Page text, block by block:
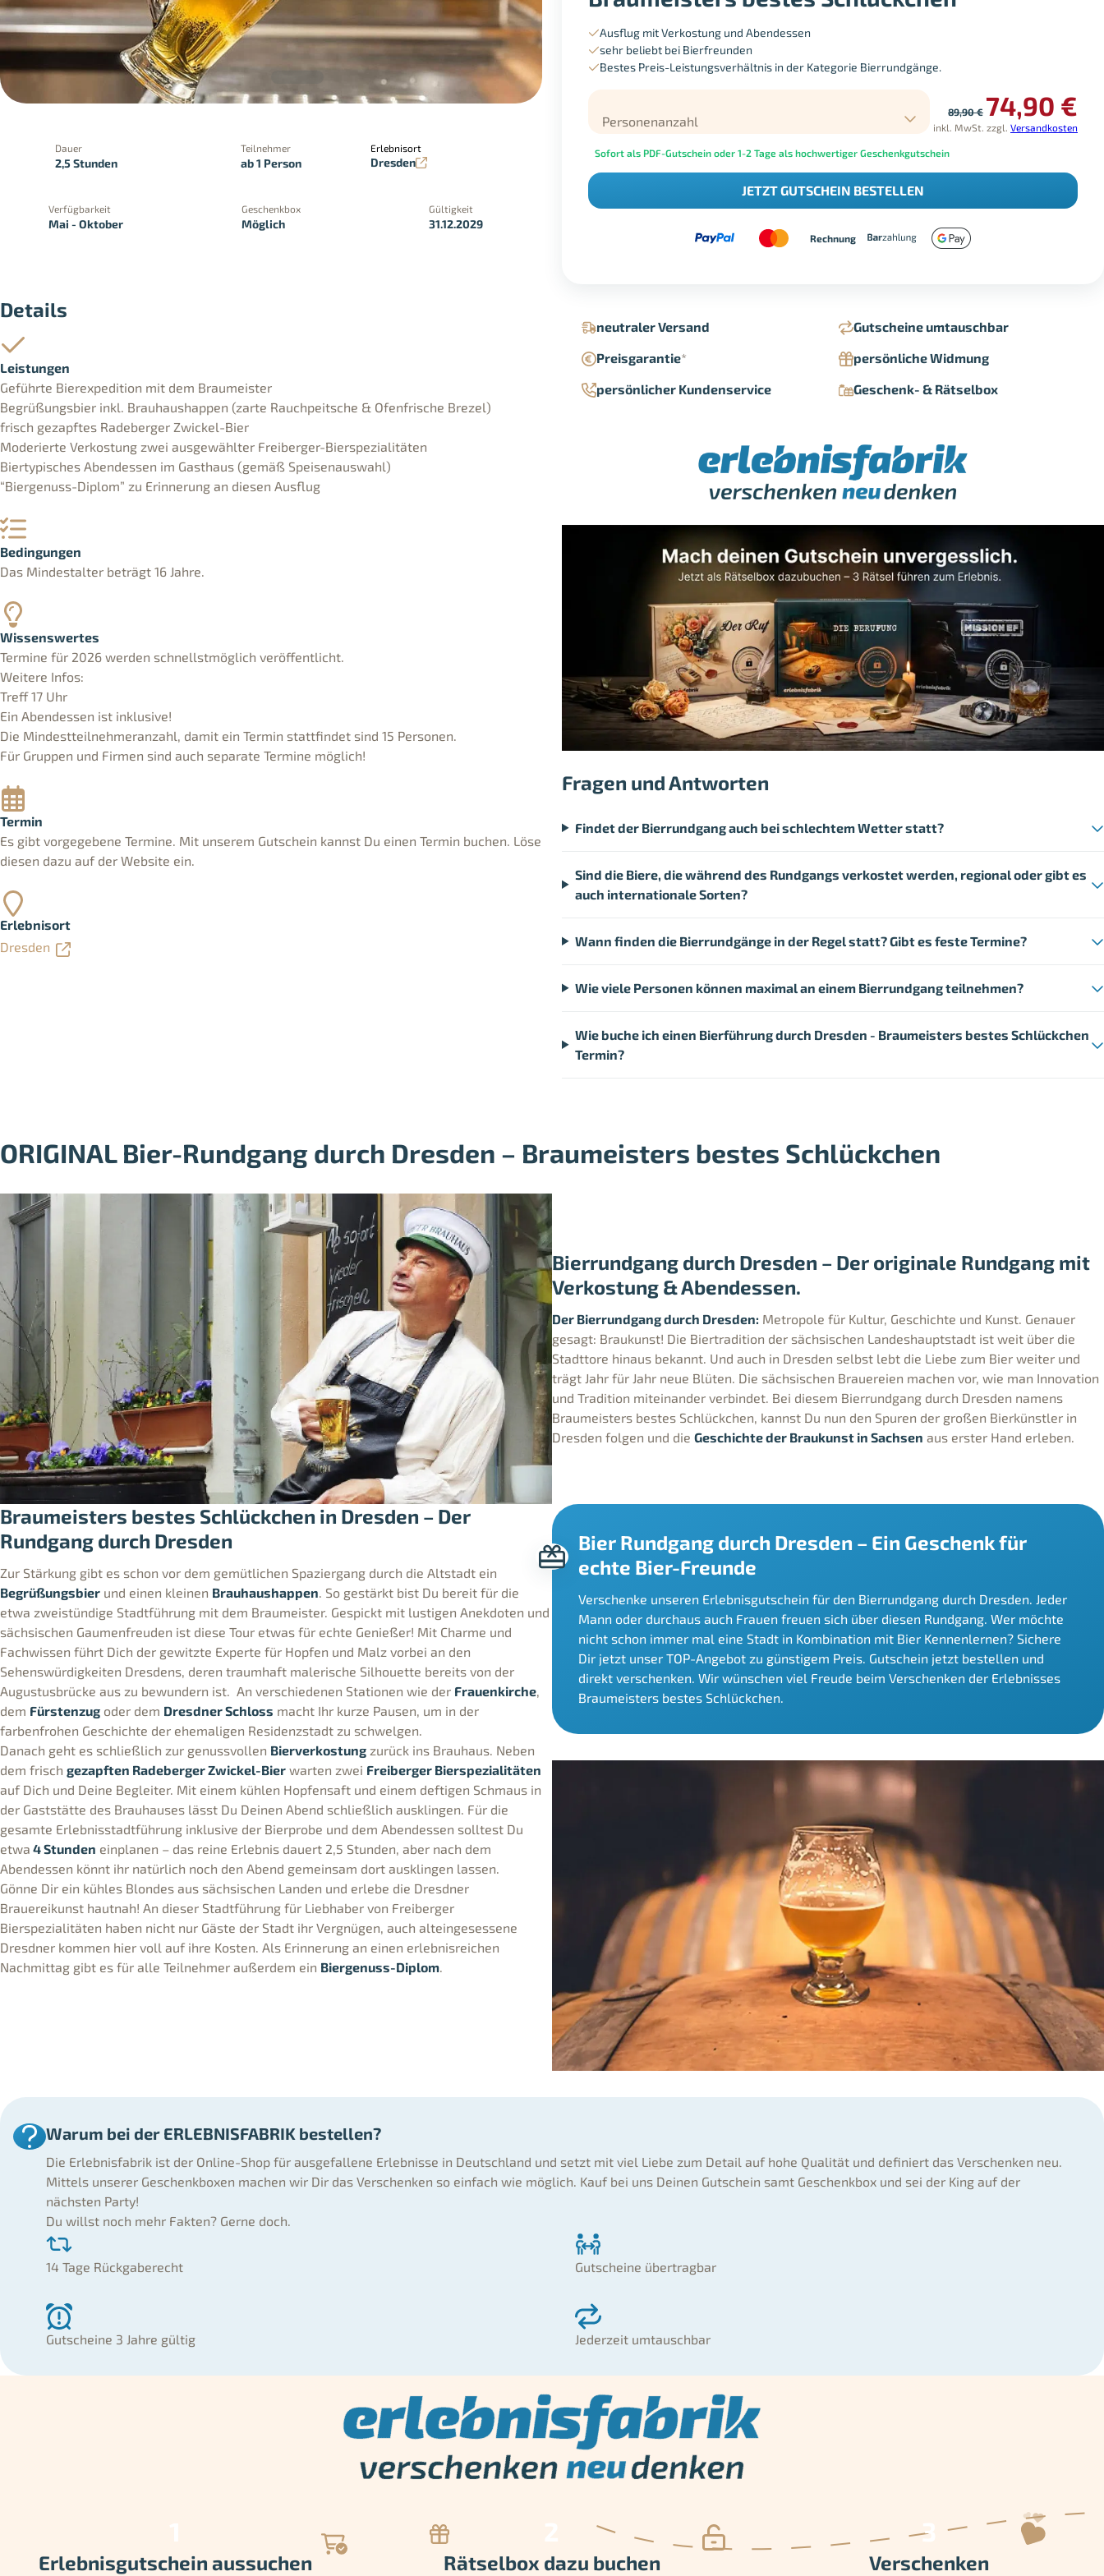
Ausflug mit Verkostung und Abendessen
sehr beliebt bei Bierfreunden
Bestes Preis-Leistungsverhältnis in der Kategorie Bierrundgänge.
Personenanzahl
89,90€ 74,90 €
inkl. MwSt. zzgl. Versandkosten
Sofort als PDF-Gutschein oder 1-2 Tage als hochwertiger Geschenkgutschein
JETZT GUTSCHEIN BESTELLEN
Rechnung
Dauer
2,5 Stunden
Teilnehmer
ab 1 Person
Erlebnisort
Dresden
Verfügbarkeit
Mai - Oktober
Geschenkbox
Möglich
Gültigkeit
31.12.2029
neutraler Versand
Gutscheine umtauschbar
Preisgarantie*
persönliche Widmung
persönlicher Kundenservice
Geschenk- & Rätselbox
Details
Leistungen
Geführte Bierexpedition mit dem Braumeister
Begrüßungsbier inkl. Brauhaushappen (zarte Rauchpeitsche & Ofenfrische Brezel)
frisch gezapftes Radeberger Zwickel-Bier
Moderierte Verkostung zwei ausgewählter Freiberger-Bierspezialitäten
Biertypisches Abendessen im Gasthaus (gemäß Speisenauswahl)
“Biergenuss-Diplom” zu Erinnerung an diesen Ausflug
Bedingungen
Das Mindestalter beträgt 16 Jahre.
Wissenswertes
Termine für 2026 werden schnellstmöglich veröffentlicht.
Weitere Infos:
Treff 17 Uhr
Ein Abendessen ist inklusive!
Die Mindestteilnehmeranzahl, damit ein Termin stattfindet sind 15 Personen.
Für Gruppen und Firmen sind auch separate Termine möglich!
Termin
Es gibt vorgegebene Termine. Mit unserem Gutschein kannst Du einen Termin buchen. Löse
diesen dazu auf der Website ein.
Erlebnisort
Dresden
Fragen und Antworten
Findet der Bierrundgang auch bei schlechtem Wetter statt?
Sind die Biere, die während des Rundgangs verkostet werden, regional oder gibt es
auch internationale Sorten?
Wann finden die Bierrundgänge in der Regel statt? Gibt es feste Termine?
Wie viele Personen können maximal an einem Bierrundgang teilnehmen?
Wie buche ich einen Bierführung durch Dresden - Braumeisters bestes Schlückchen
Termin?
ORIGINAL Bier-Rundgang durch Dresden – Braumeisters bestes Schlückchen
Bierrundgang durch Dresden – Der originale Rundgang mit
Verkostung & Abendessen.
Der Bierrundgang durch Dresden: Metropole für Kultur, Geschichte und Kunst. Genauer
gesagt: Braukunst! Die Biertradition der sächsischen Landeshauptstadt ist weit über die
Stadttore hinaus bekannt. Und auch in Dresden selbst lebt die Liebe zum Bier weiter und
trägt Jahr für Jahr neue Blüten. Die sächsischen Brauereien machen vor, wie man Innovation
und Tradition miteinander verbindet. Bei diesem Bierrundgang durch Dresden namens
Braumeisters bestes Schlückchen, kannst Du nun den Spuren der großen Bierkünstler in
Dresden folgen und die Geschichte der Braukunst in Sachsen aus erster Hand erleben.
Braumeisters bestes Schlückchen in Dresden – Der
Rundgang durch Dresden
Zur Stärkung gibt es schon vor dem gemütlichen Spaziergang durch die Altstadt ein
Begrüßungsbier und einen kleinen Brauhaushappen . So gestärkt bist Du bereit für die
etwa zweistündige Stadtführung mit dem Braumeister. Gespickt mit lustigen Anekdoten und
sächsischen Gaumenfreuden ist diese Tour etwas für echte Genießer! Mit Charme und
Fachwissen führt Dich der gewitzte Experte für Hopfen und Malz vorbei an den
Sehenswürdigkeiten Dresdens, deren traumhaft malerische Silhouette bereits von der
Augustusbrücke aus zu bewundern ist. An verschiedenen Stationen wie der Frauenkirche
dem Fürstenzug oder dem Dresdner Schloss macht Ihr kurze Pausen, um in der
farbenfrohen Geschichte der ehemaligen Residenzstadt zu schwelgen.
Danach geht es schließlich zur genussvollen Bierverkostung zurück ins Brauhaus. Neben
dem frisch gezapften Radeberger Zwickel-Bier warten zwei Freiberger Bierspezialitäten
auf Dich und Deine Begleiter. Mit einem kühlen Hopfensaft und einem deftigen Schmaus in
der Gaststätte des Brauhauses lässt Du Deinen Abend schließlich ausklingen. Für die
gesamte Erlebnisstadtführung inklusive der Bierprobe und dem Abendessen solltest Du
etwa 4 Stunden einplanen – das reine Erlebnis dauert 2,5 Stunden, aber nach dem
Abendessen könnt ihr natürlich noch den Abend gemeinsam dort ausklingen lassen.
Gönne Dir ein kühles Blondes aus sächsischen Landen und erlebe die Dresdner
Brauereikunst hautnah! An dieser Stadtführung für Liebhaber von Freiberger
Bierspezialitäten haben nicht nur Gäste der Stadt ihr Vergnügen, auch alteingesessene
Dresdner kommen hier voll auf ihre Kosten. Als Erinnerung an einen erlebnisreichen
Nachmittag gibt es für alle Teilnehmer außerdem ein Biergenuss-Diplom
Bier Rundgang durch Dresden – Ein Geschenk für
echte Bier-Freunde
Verschenke unseren Erlebnisgutschein für den Bierrundgang durch Dresden. Jeder
Mann oder durchaus auch Frauen freuen sich über diesen Rundgang. Wer möchte
nicht schon immer mal eine Stadt in Kombination mit Bier Kennenlernen? Sichere
Dir jetzt unser TOP-Angebot zu günstigem Preis. Gutschein jetzt bestellen und
direkt verschenken. Wir wünschen viel Freude beim Verschenken der Erlebnisses
Braumeisters bestes Schlückchen.
Warum bei der ERLEBNISFABRIK bestellen?
Die Erlebnisfabrik ist der Online-Shop für ausgefallene Erlebnisse in Deutschland und setzt mit viel Liebe zum Detail auf hohe Qualität und definiert das Verschenken neu.
Mittels unserer Geschenkboxen machen wir Dir das Verschenken so einfach wie möglich. Kauf bei uns Deinen Gutschein samt Geschenkbox und sei der King auf der
nächsten Party!
Du willst noch mehr Fakten? Gerne doch.
14 Tage Rückgaberecht Gutscheine übertragbar
Gutscheine 3 Jahre gültig Jederzeit umtauschbar
Erlebnisgutschein aussuchen Rätselbox dazu buchen Verschenken